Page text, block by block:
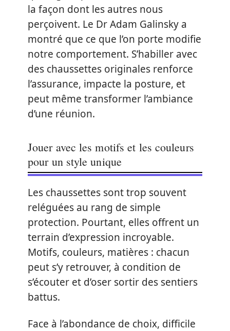
la façon dont les autres nous
perçoivent. Le Dr Adam Galinsky a
montré que ce que l’on porte modifie
notre comportement. S’habiller avec
des chaussettes originales renforce
l’assurance, impacte la posture, et
peut même transformer l’ambiance
d’une réunion.
Jouer avec les motifs et les couleurs
pour un style unique
Les chaussettes sont trop souvent
reléguées au rang de simple
protection. Pourtant, elles offrent un
terrain d’expression incroyable.
Motifs, couleurs, matières : chacun
peut s’y retrouver, à condition de
s’écouter et d’oser sortir des sentiers
battus.
Face à l’abondance de choix, difficile